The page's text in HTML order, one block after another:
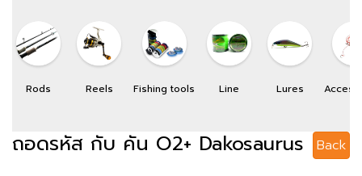
Rods Reels Fishing tools Line Lures
Back
ถอดรหัส กับ คัน O2+ Dakosaurus